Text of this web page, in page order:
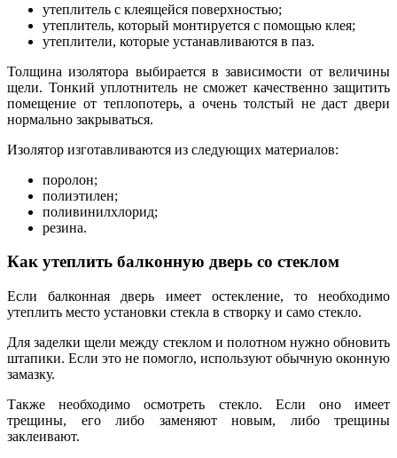
утеплитель с клеящейся поверхностью;
утеплитель, который монтируется с помощью клея;
утеплители, которые устанавливаются в паз.
Толщина изолятора выбирается в зависимости от величины
щели. Тонкий уплотнитель не сможет качественно защитить
помещение от теплопотерь, а очень толстый не даст двери
нормально закрываться.
Изолятор изготавливаются из следующих материалов:
поролон;
полиэтилен;
поливинилхлорид;
резина.
Как утеплить балконную дверь со стеклом
Если балконная дверь имеет остекление, то необходимо
утеплить место установки стекла в створку и само стекло.
Для заделки щели между стеклом и полотном нужно обновить
штапики. Если это не помогло, используют обычную оконную
замазку.
Также необходимо осмотреть стекло. Если оно имеет
трещины, его либо заменяют новым, либо трещины
заклеивают.